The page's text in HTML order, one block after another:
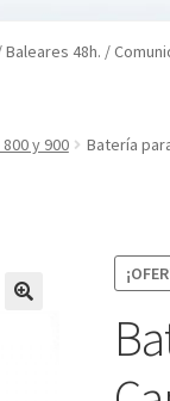
ENOVA FAQ
Baleares 48h. /
y 900 Batería